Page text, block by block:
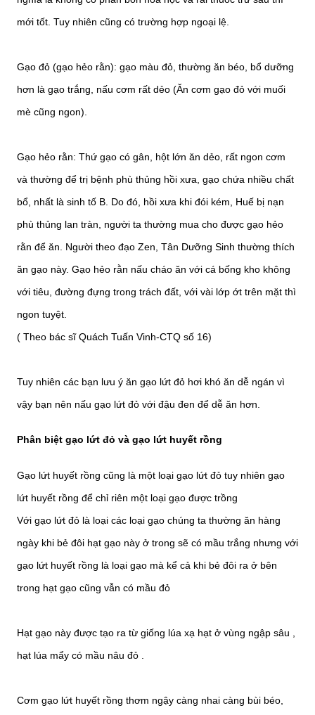
mới tốt. Tuy nhiên cũng có trường hợp ngoại lệ.
Gạo đỏ (gạo hẻo rằn): gạo màu đỏ, thường ăn béo, bổ dưỡng
hơn là gạo trắng, nấu cơm rất dẻo (Ăn cơm gạo đỏ với muối
mè cũng ngon).
Gạo hẻo rằn: Thứ gạo có gân, hột lớn ăn dẻo, rất ngon cơm
và thường để trị bệnh phù thủng hồi xưa, gạo chứa nhiều chất
bổ, nhất là sinh tố B. Do đó, hồi xưa khi đói kém, Huế bị nạn
phù thủng lan tràn, người ta thường mua cho được gạo hẻo
rằn để ăn. Người theo đạo Zen, Tân Dưỡng Sinh thường thích
ăn gạo này. Gạo hẻo rằn nấu cháo ăn với cá bống kho không
với tiêu, đường đựng trong trách đất, với vài lớp ớt trên mặt thì
ngon tuyệt.
( Theo bác sĩ Quách Tuấn Vinh-CTQ số 16)
Tuy nhiên các bạn lưu ý ăn gạo lứt đỏ hơi khó ăn dễ ngán vì
vậy bạn nên nấu gạo lứt đỏ với đậu đen để dễ ăn hơn.
Phân biệt gạo lứt đỏ và gạo lứt huyết rồng
Gạo lứt huyết rồng cũng là một loại gạo lứt đỏ tuy nhiên gạo
lứt huyết rồng để chỉ riên một loại gạo được trồng
Với gạo lứt đỏ là loại các loại gạo chúng ta thường ăn hàng
ngày khi bẻ đôi hạt gạo này ở trong sẽ có mầu trắng nhưng với
gạo lứt huyết rồng là loại gạo mà kể cả khi bẻ đôi ra ở bên
trong hạt gạo cũng vẫn có mầu đỏ
Hạt gạo này được tạo ra từ giống lúa xạ hạt ở vùng ngập sâu ,
hạt lúa mẩy có mầu nâu đỏ .
Cơm gạo lứt huyết rồng thơm ngậy càng nhai càng bùi béo,